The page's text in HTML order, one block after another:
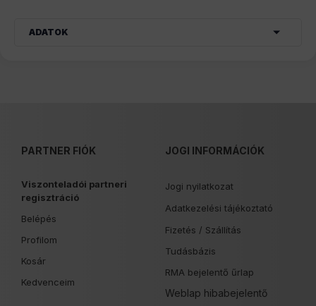
ADATOK
PARTNER FIÓK
Viszonteladói partneri
regisztráció
Belépés
Profilom
Kosár
Kedvenceim
JOGI INFORMÁCIÓK
Jogi nyilatkozat
Adatkezelési tájékoztató
Fizetés / Szállítás
Tudásbázis
RMA bejelentő űrlap
Weblap hibabejelentő